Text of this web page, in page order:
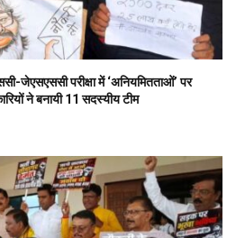
परीक्षा में ‘अनियमितताओं’ पर
ने बनायी 11 सदस्यीय टीम